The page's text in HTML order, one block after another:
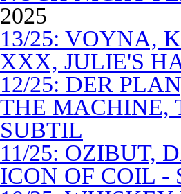
2025
13/25: VOYNA,
XXX, JULIE'S
12/25: DER
THE MACHINE,
SUBTIL
11/25: OZIBUT,
ICON OF COIL -